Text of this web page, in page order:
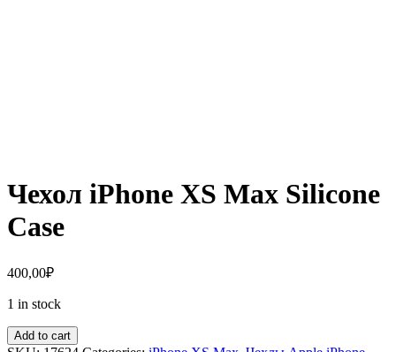
Чехол iPhone XS Max Silicone
Case
400,00₽
1 in stock
Add to cart